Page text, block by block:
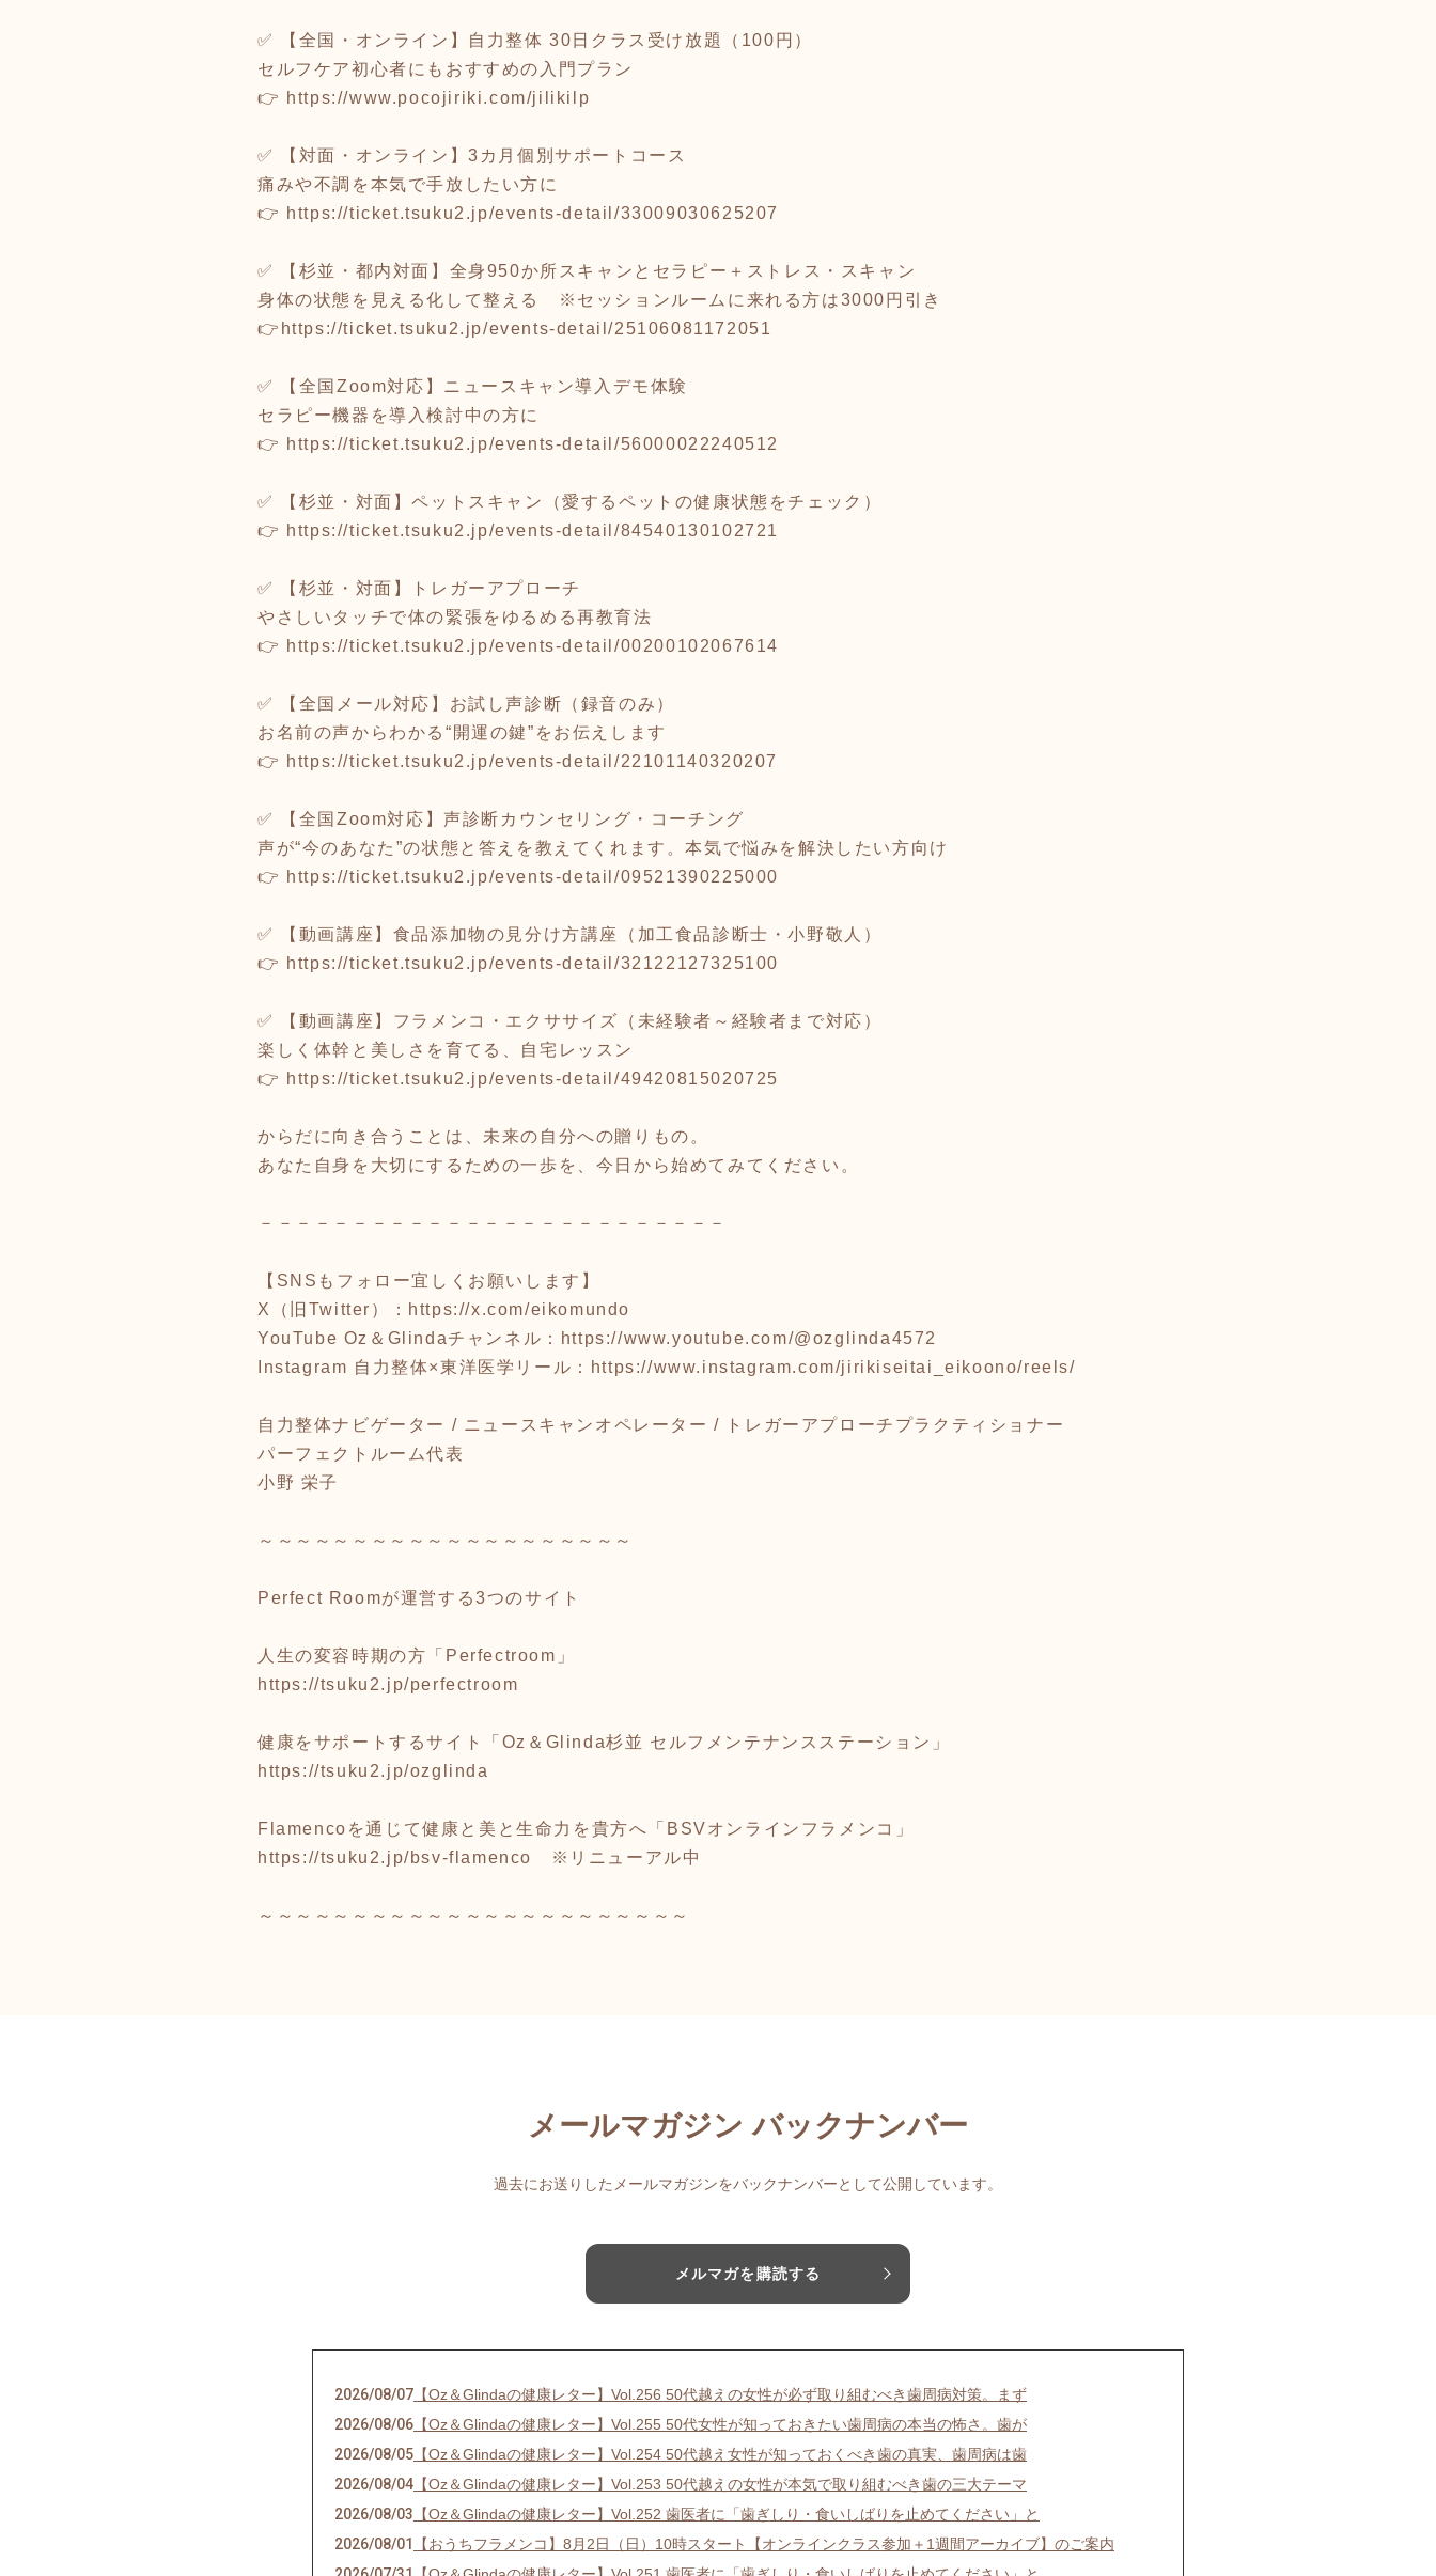
✅ 【全国・オンライン】自力整体 30日クラス受け放題（100円）
セルフケア初心者にもおすすめの入門プラン
👉 https://www.pocojiriki.com/jilikilp
✅ 【対面・オンライン】3カ月個別サポートコース
痛みや不調を本気で手放したい方に
👉 https://ticket.tsuku2.jp/events-detail/33009030625207
✅ 【杉並・都内対面】全身950か所スキャンとセラピー＋ストレス・スキャン
身体の状態を見える化して整える ※セッションルームに来れる方は3000円引き
👉 https://ticket.tsuku2.jp/events-detail/25106081172051
✅ 【全国Zoom対応】ニュースキャン導入デモ体験
セラピー機器を導入検討中の方に
👉 https://ticket.tsuku2.jp/events-detail/56000022240512
✅ 【杉並・対面】ペットスキャン（愛するペットの健康状態をチェック）
👉 https://ticket.tsuku2.jp/events-detail/84540130102721
✅ 【杉並・対面】トレガーアプローチ
やさしいタッチで体の緊張をゆるめる再教育法
👉 https://ticket.tsuku2.jp/events-detail/00200102067614
✅ 【全国メール対応】お試し声診断（録音のみ）
お名前の声からわかる“開運の鍵”をお伝えします
👉 https://ticket.tsuku2.jp/events-detail/22101140320207
✅ 【全国Zoom対応】声診断カウンセリング・コーチング
声が“今のあなた”の状態と答えを教えてくれます。本気で悩みを解決したい方向け
👉 https://ticket.tsuku2.jp/events-detail/09521390225000
✅ 【動画講座】食品添加物の見分け方講座（加工食品診断士・小野敬人）
👉 https://ticket.tsuku2.jp/events-detail/32122127325100
✅ 【動画講座】フラメンコ・エクササイズ（未経験者～経験者まで対応）
楽しく体幹と美しさを育てる、自宅レッスン
👉 https://ticket.tsuku2.jp/events-detail/49420815020725
からだに向き合うことは、未来の自分への贈りもの。
あなた自身を大切にするための一歩を、今日から始めてみてください。
－－－－－－－－－－－－－－－－－－－－－－－－－
【SNSもフォロー宜しくお願いします】
X（旧Twitter）： https://x.com/eikomundo
YouTube Oz＆Glindaチャンネル：
https://www.youtube.com/@ozglinda4572
Instagram 自力整体×東洋医学リール：
https://www.instagram.com/jirikiseitai_eikoono/reels/
自力整体ナビゲーター / ニュースキャンオペレーター / トレガーアプローチプラクティショナー
パーフェクトルーム代表
小野 栄子
～～～～～～～～～～～～～～～～～～～～
Perfect Roomが運営する3つのサイト
人生の変容時期の方「Perfectroom」
https://tsuku2.jp/perfectroom
健康をサポートするサイト「Oz＆Glinda杉並 セルフメンテナンスステーション」
https://tsuku2.jp/ozglinda
Flamencoを通じて健康と美と生命力を貴方へ「BSVオンラインフラメンコ」
https://tsuku2.jp/bsv-flamenco
※リニューアル中
～～～～～～～～～～～～～～～～～～～～～～～
メールマガジン バックナンバー
過去にお送りしたメールマガジンをバックナンバーとして公開しています。
メルマガを購読する
2026/08/07 【Oz＆Glindaの健康レター】Vol.256 50代越えの女性が必ず取り組むべき歯周病対策。まず
2026/08/06 【Oz＆Glindaの健康レター】Vol.255 50代女性が知っておきたい歯周病の本当の怖さ。歯が
2026/08/05 【Oz＆Glindaの健康レター】Vol.254 50代越え女性が知っておくべき歯の真実、歯周病は歯
2026/08/04 【Oz＆Glindaの健康レター】Vol.253 50代越えの女性が本気で取り組むべき歯の三大テーマ
2026/08/03 【Oz＆Glindaの健康レター】Vol.252 歯医者に「歯ぎしり・食いしばりを止めてください」と
2026/08/01
【おうちフラメンコ】8月2日（日）10時スタート【オンラインクラス参加＋1週間アーカイブ】のご案内